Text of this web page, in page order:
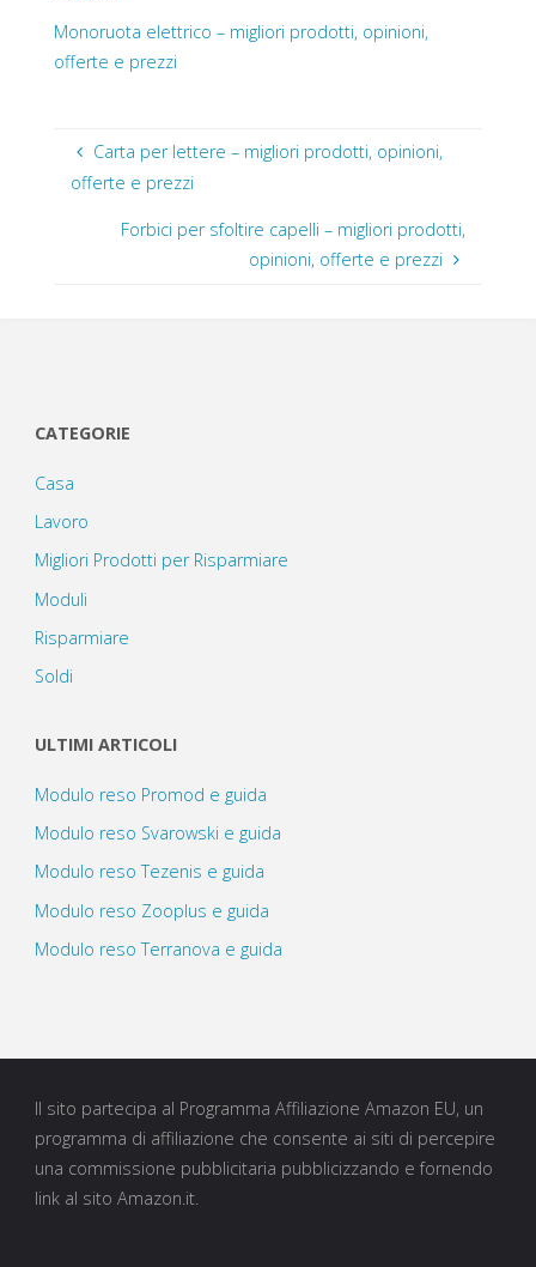
Monoruota elettrico – migliori prodotti, opinioni,
offerte e prezzi
Carta per lettere – migliori prodotti, opinioni,
offerte e prezzi
Forbici per sfoltire capelli – migliori prodotti,
opinioni, offerte e prezzi
CATEGORIE
Casa
Lavoro
Migliori Prodotti per Risparmiare
Moduli
Risparmiare
Soldi
ULTIMI ARTICOLI
Modulo reso Promod e guida
Modulo reso Svarowski e guida
Modulo reso Tezenis e guida
Modulo reso Zooplus e guida
Modulo reso Terranova e guida
Il sito partecipa al Programma Affiliazione Amazon EU, un
programma di affiliazione che consente ai siti di percepire
una commissione pubblicitaria pubblicizzando e fornendo
link al sito Amazon.it.